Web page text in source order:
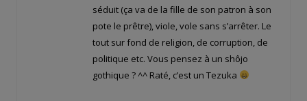
séduit (ça va de la fille de son patron à son
pote le prêtre), viole, vole sans s’arrêter. Le
tout sur fond de religion, de corruption, de
politique etc. Vous pensez à un shôjo
gothique ? ^^ Raté, c’est un Tezuka